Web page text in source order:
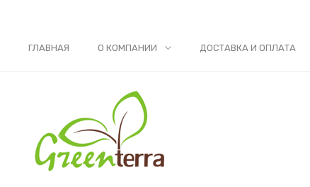
ГЛАВНАЯ О КОМПАНИИ ДОСТАВКА И ОПЛАТА